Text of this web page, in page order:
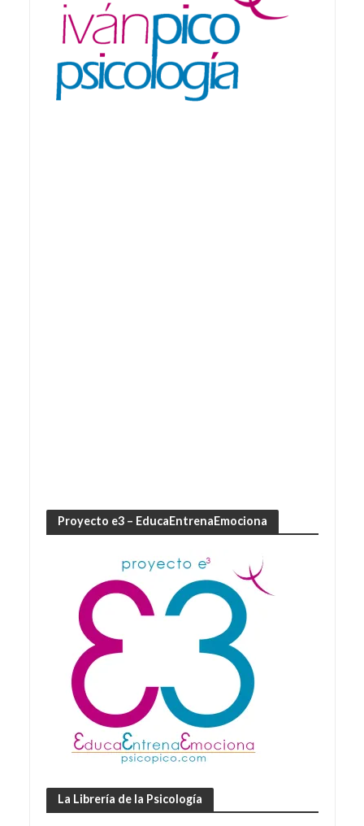
Proyecto e3 – EducaEntrenaEmociona
La Librería de la Psicología